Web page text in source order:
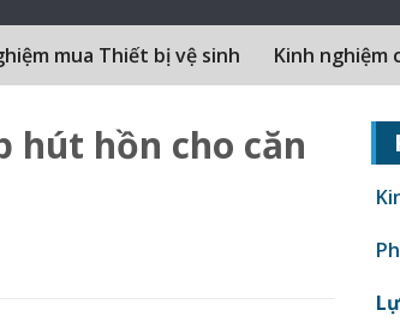
mua Thiết bị vệ sinh Kinh nghiệm
hút hồn cho căn